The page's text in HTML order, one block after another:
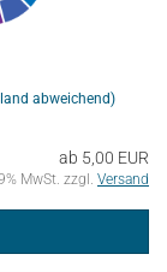
abweichend)
ab 5,00 EUR
MwSt. zzgl. Versand